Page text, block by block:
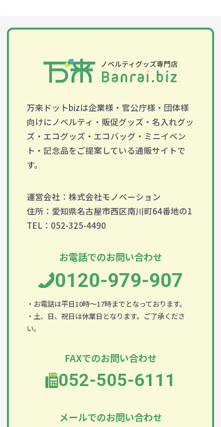
万来ドットbizは企業様・官公庁様・団体様
向けにノベルティ・販促グッズ・名入れグッ
ズ・エコグッズ・エコバッグ・ミニイベン
ト・記念品をご提案している通販サイトで
す。
運営会社：株式会社モノベーション
住所：愛知県名古屋市西区南川町64番地の1
TEL：052-325-4490
お電話でのお問い合わせ
0120-979-907
・お電話は平日10時～17時までとなっております。
・土、日、祝日は休業日となります。ご了承くださ
い。
FAXでのお問い合わせ
052-505-6111
メールでのお問い合わせ